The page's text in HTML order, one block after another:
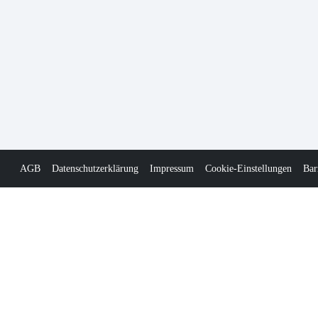
AGB Datenschutzerklärung Impressum Cookie-Einstellungen